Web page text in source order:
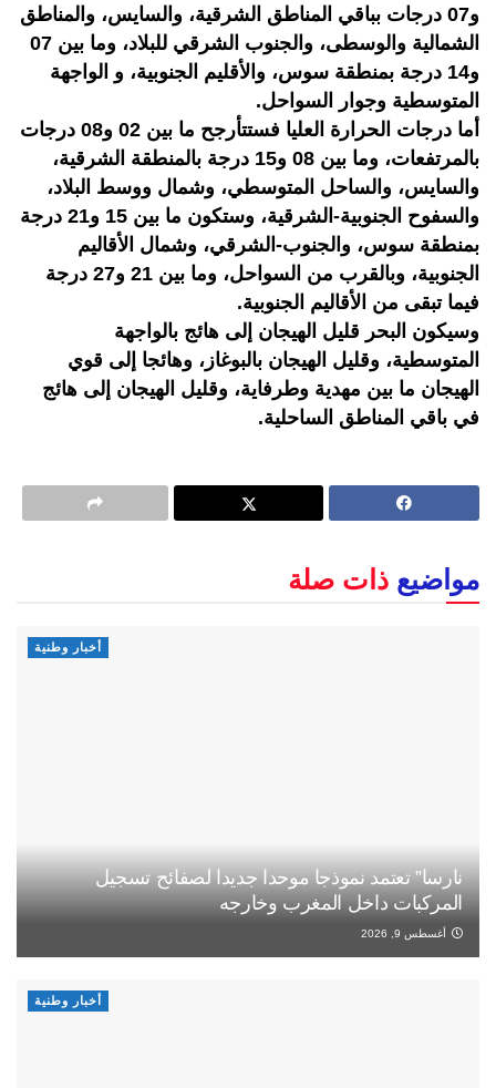
و07 درجات بباقي المناطق الشرقية، والسايس، والمناطق
الشمالية والوسطى، والجنوب الشرقي للبلاد، وما بين 07
و14 درجة بمنطقة سوس، والأقليم الجنوبية، و الواجهة
المتوسطية وجوار السواحل.
أما درجات الحرارة العليا فستتأرجح ما بين 02 و08 درجات
بالمرتفعات، وما بين 08 و15 درجة بالمنطقة الشرقية،
والسايس، والساحل المتوسطي، وشمال ووسط البلاد،
والسفوح الجنوبية-الشرقية، وستكون ما بين 15 و21 درجة
بمنطقة سوس، والجنوب-الشرقي، وشمال الأقاليم
الجنوبية، وبالقرب من السواحل، وما بين 21 و27 درجة
فيما تبقى من الأقاليم الجنوبية.
وسيكون البحر قليل الهيجان إلى هائج بالواجهة
المتوسطية، وقليل الهيجان بالبوغاز، وهائجا إلى قوي
الهيجان ما بين مهدية وطرفاية، وقليل الهيجان إلى هائج
في باقي المناطق الساحلية.
مواضيع ذات صلة
أخبار وطنية
نارسا” تعتمد نموذجا موحدا جديدا لصفائح تسجيل
المركبات داخل المغرب وخارجه
أغسطس 9, 2026
أخبار وطنية